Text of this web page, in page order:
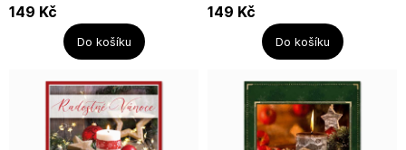
Vondráčkové Vás dostane do
pravého ČASU VÁNOC.Hrací...
149 Kč
Do košíku
originále Last Christmas.Text písně
znějící v hracím přání...
149 Kč
Do košíku